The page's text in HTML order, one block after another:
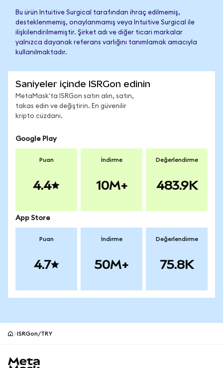
Bu ürün Intuitive Surgical tarafından ihraç edilmemiş,
desteklenmemiş, onaylanmamış veya Intuitive Surgical ile
ilişkilendirilmemiştir. Şirket adı ve diğer ticari markalar
yalnızca dayanak referans varlığını tanımlamak amacıyla
kullanılmaktadır.
Saniyeler içinde ISRGon edinin
MetaMask'ta ISRGon satın alın, satın,
takas edin ve değiştirin. En güvenilir
kripto cüzdanı.
Google Play
Puan
4.4
İndirme
10M+
Değerlendirme
483.9K
App Store
Puan
4.7
İndirme
50M+
Değerlendirme
75.8K
ISRGon/TRY